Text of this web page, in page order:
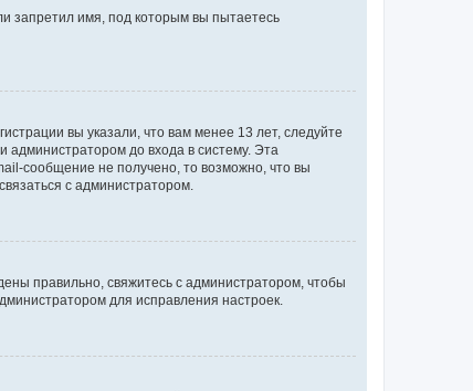
запретил имя, под которым вы пытаетесь
вы указали, что вам менее 13 лет, следуйте
до входа в систему. Эта
сообщение не получено, то возможно, что вы
с администратором.
правильно, свяжитесь с администратором, чтобы
для исправления настроек.